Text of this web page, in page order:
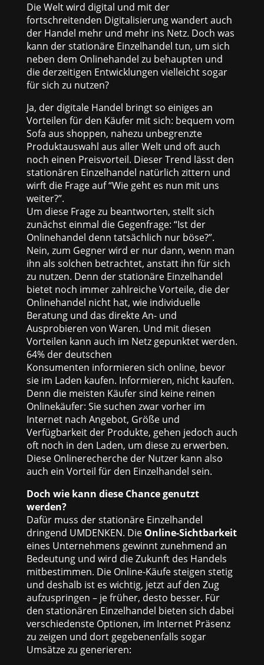
Die Welt wird digital und mit der
fortschreitenden Digitalisierung wandert auch
der Handel mehr und mehr ins Netz. Doch was
kann der stationäre Einzelhandel tun, um sich
neben dem Onlinehandel zu behaupten und
die derzeitigen Entwicklungen vielleicht sogar
für sich zu nutzen?
Ja, der digitale Handel bringt so einiges an
Vorteilen für den Käufer mit sich: bequem vom
Sofa aus shoppen, nahezu unbegrenzte
Produktauswahl aus aller Welt und oft auch
noch einen Preisvorteil. Dieser Trend lässt den
stationären Einzelhandel natürlich zittern und
wirft die Frage auf “Wie geht es nun mit uns
weiter?”.
Um diese Frage zu beantworten, stellt sich
zunächst einmal die Gegenfrage: “Ist der
Onlinehandel denn tatsächlich nur böse?”.
Nein, zum Gegner wird er nur dann, wenn man
ihn als solchen betrachtet, anstatt ihn für sich
zu nutzen. Denn der stationäre Einzelhandel
bietet noch immer zahlreiche Vorteile, die der
Onlinehandel nicht hat, wie individuelle
Beratung und das direkte An- und
Ausprobieren von Waren. Und mit diesen
Vorteilen kann auch im Netz gepunktet werden.
64% der deutschen
Konsumenten informieren sich online, bevor
sie im Laden kaufen. Informieren, nicht kaufen.
Denn die meisten Käufer sind keine reinen
Onlinekäufer: Sie suchen zwar vorher im
Internet nach Angebot, Größe und
Verfügbarkeit der Produkte, gehen jedoch auch
oft noch in den Laden, um diese zu erwerben.
Diese Onlinerecherche der Nutzer kann also
auch ein Vorteil für den Einzelhandel sein.
Doch wie kann diese Chance genutzt
werden?
Dafür muss der stationäre Einzelhandel
dringend UMDENKEN. Die Online-Sichtbarkeit
eines Unternehmens gewinnt zunehmend an
Bedeutung und wird die Zukunft des Handels
mitbestimmen. Die Online-Käufe steigen stetig
und deshalb ist es wichtig, jetzt auf den Zug
aufzuspringen – je früher, desto besser. Für
den stationären Einzelhandel bieten sich dabei
verschiedenste Optionen, im Internet Präsenz
zu zeigen und dort gegebenenfalls sogar
Umsätze zu generieren: